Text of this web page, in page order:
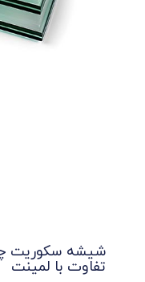
شیشه سکوریت
تفاوت با لمینت